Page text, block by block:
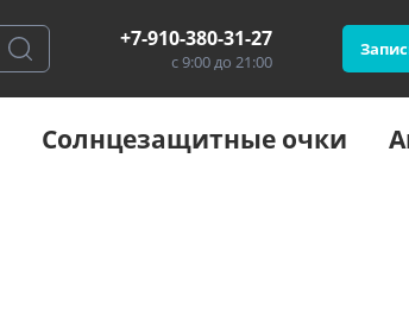
+7-910-380-31-27
с 9:00 до 21:00
Солнцезащитные очки